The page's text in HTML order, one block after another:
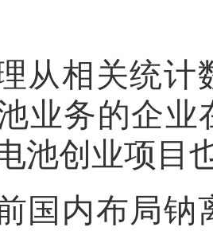
从相关统计
业务的企业
池创业项目
国内布局